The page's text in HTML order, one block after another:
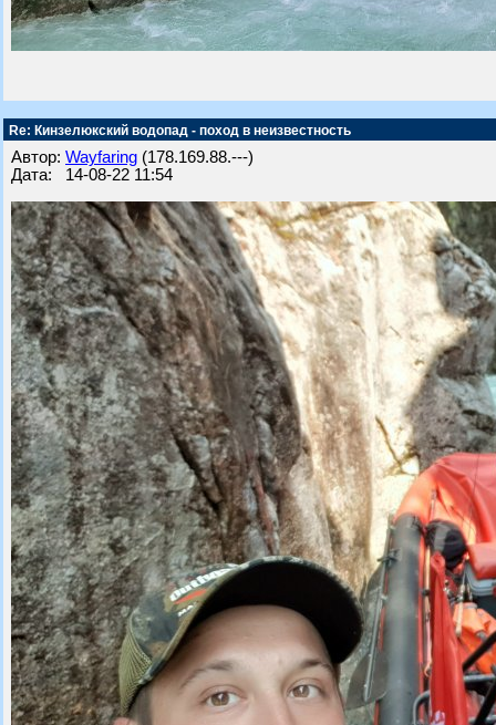
Re: Кинзелюкский водопад - поход в неизвестность
Автор: Wayfaring (178.169.88.---)
Дата: 14-08-22 11:54